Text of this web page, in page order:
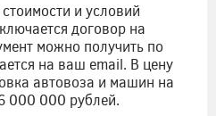
и условий
договор на
можно получить по
на ваш email. В цену
автовоза и машин на
000 000 рублей.